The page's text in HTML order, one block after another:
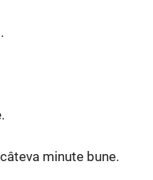
minute bune.